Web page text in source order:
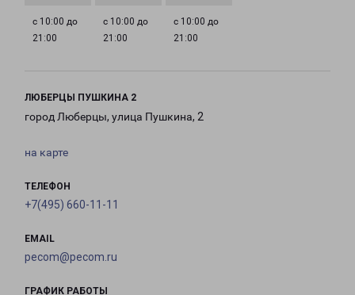
с 10:00 до
21:00
с 10:00 до
21:00
с 10:00 до
21:00
ЛЮБЕРЦЫ ПУШКИНА 2
город Люберцы, улица Пушкина, 2
на карте
ТЕЛЕФОН
+7(495) 660-11-11
EMAIL
pecom@pecom.ru
ГРАФИК РАБОТЫ